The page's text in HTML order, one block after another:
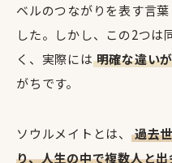
ベルのつながりを表す言
した。しかし、この2つは
く、実際には 明確な違い
がちです。
ソウルメイトとは、
過去
り、人生の中で複数人と